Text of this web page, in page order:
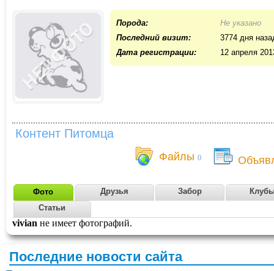
Порода:
Не указано
Последний визит:
3774 дня
Дата регистрации:
12 апреля
Контент Питомца
Файлы 0
Фото Друзья Забор
Статьи
vivian не имеет фотографий.
Последние новости сайта